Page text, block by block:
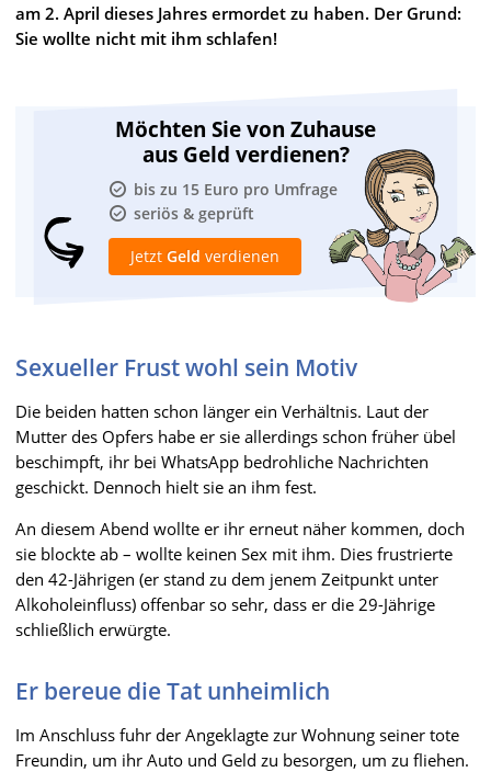
am 2. April dieses Jahres ermordet zu haben. Der Grund:
Sie wollte nicht mit ihm schlafen!
Möchten Sie von Zuhause
aus Geld verdienen?
bis zu 15 Euro pro Umfrage
seriös & geprüft
Jetzt Geld verdienen
Sexueller Frust wohl sein Motiv
Die beiden hatten schon länger ein Verhältnis. Laut der
Mutter des Opfers habe er sie allerdings schon früher übel
beschimpft, ihr bei WhatsApp bedrohliche Nachrichten
geschickt. Dennoch hielt sie an ihm fest.
An diesem Abend wollte er ihr erneut näher kommen, doch
sie blockte ab – wollte keinen Sex mit ihm. Dies frustrierte
den 42-Jährigen (er stand zu dem jenem Zeitpunkt unter
Alkoholeinfluss) offenbar so sehr, dass er die 29-Jährige
schließlich erwürgte.
Er bereue die Tat unheimlich
Im Anschluss fuhr der Angeklagte zur Wohnung seiner tote
Freundin, um ihr Auto und Geld zu besorgen, um zu fliehen.